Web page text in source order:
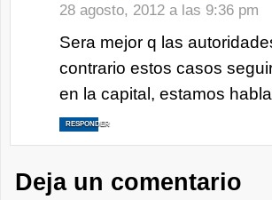
28 agosto, 2012 a las 9:36 pm
Sera mejor q las
contrario estos casos
en la capital, estamos
RESPONDER
Deja un comentario